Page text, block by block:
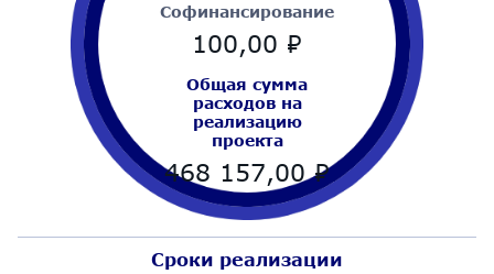
Cофинансирование
100,00 ₽
Общая сумма
расходов на
реализацию
проекта
468 157,00₽
Сроки реализации